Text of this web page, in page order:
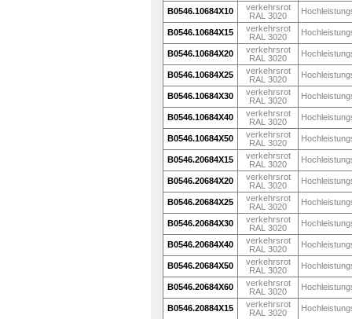
B0546.10684X10
verkehrsrot
RAL 3020
B0546.10684X15
verkehrsrot
RAL 3020
B0546.10684X20
verkehrsrot
RAL 3020
B0546.10684X25
verkehrsrot
RAL 3020
B0546.10684X30
verkehrsrot
RAL 3020
B0546.10684X40
verkehrsrot
RAL 3020
B0546.10684X50
verkehrsrot
RAL 3020
B0546.20684X15
verkehrsrot
RAL 3020
B0546.20684X20
verkehrsrot
RAL 3020
B0546.20684X25
verkehrsrot
RAL 3020
B0546.20684X30
verkehrsrot
RAL 3020
B0546.20684X40
verkehrsrot
RAL 3020
B0546.20684X50
verkehrsrot
RAL 3020
B0546.20684X60
verkehrsrot
RAL 3020
B0546.20884X15
verkehrsrot
RAL 3020